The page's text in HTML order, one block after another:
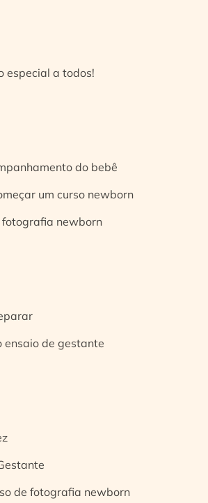
especial a todos!
do bebê
um curso newborn
fotografia newborn
ensaio de gestante
de fotografia newborn